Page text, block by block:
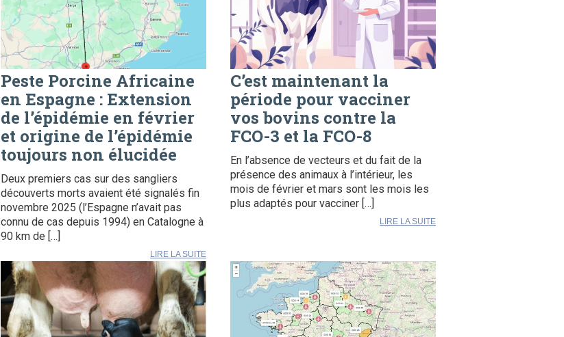
Peste Porcine Africaine
en Espagne : Extension
de l’épidémie en février
et origine de l’épidémie
toujours non élucidée
Deux premiers cas sur des sangliers
découverts morts avaient été signalés fin
novembre 2025 (l’Espagne n’avait pas
connu de cas depuis 1994) en Catalogne à
90 km de […]
LIRE LA SUITE
C’est maintenant la
période pour vacciner
vos bovins contre la
FCO-3 et la FCO-8
En l’absence de vecteurs et du fait de la
présence des animaux à l’intérieur, les
mois de février et mars sont les mois les
plus adaptés pour vacciner […]
LIRE LA SUITE